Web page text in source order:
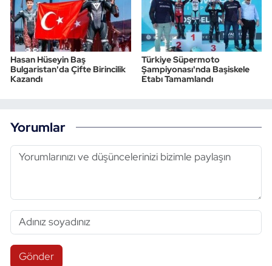
Hasan Hüseyin Baş
Bulgaristan'da Çifte Birincilik
Kazandı
Türkiye Süpermoto
Şampiyonası'nda Başiskele
Etabı Tamamlandı
Yorumlar
Gönder